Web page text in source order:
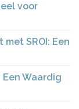
voor
SROI: Een
Waardig